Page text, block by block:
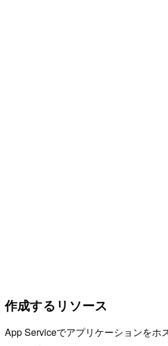
作成するリソース
App Serviceでアプリケーションをホ